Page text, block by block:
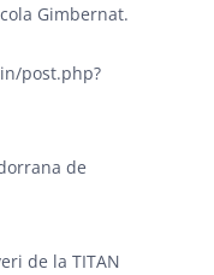
Gimbernat.
post.php?
de
de la TITAN